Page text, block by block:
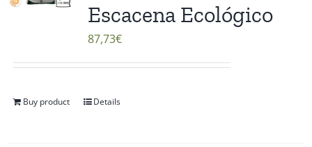
Escacena Ecológico
87,73€
Buy product Details